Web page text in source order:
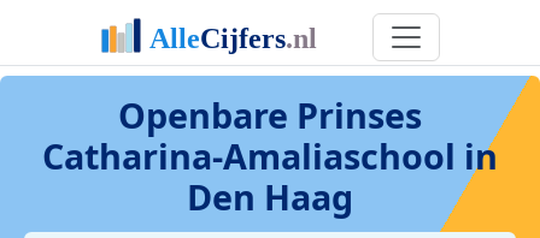
Openbare Prinses
Catharina-Amaliaschool in
Den Haag